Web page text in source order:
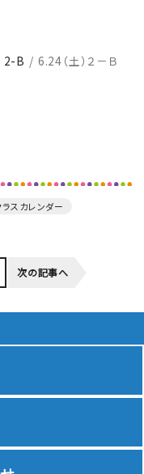
学校紹介
コース紹介
学校生活
2-B 6.24（土）２－Ｂ
ラスカレンダー
次の記事へ